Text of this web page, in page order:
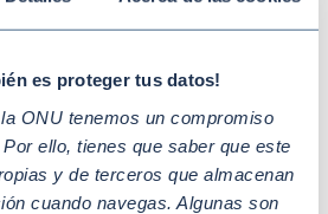
es proteger tus datos!
ONU tenemos un compromiso
ello, tienes que saber que este
y de terceros que almacenan
cuando navegas. Algunas son
de manera indirecta a lo largo
Por ello, la
3
se ha convertido en una
las empresas farmacéuticas que
sectorial.